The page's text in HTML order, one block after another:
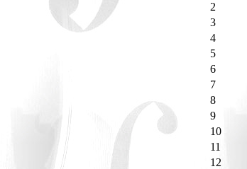
2
3
4
5
6
7
8
9
10
11
12